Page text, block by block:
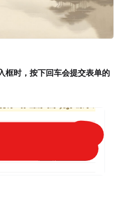
框时，按下回车会提交表单的